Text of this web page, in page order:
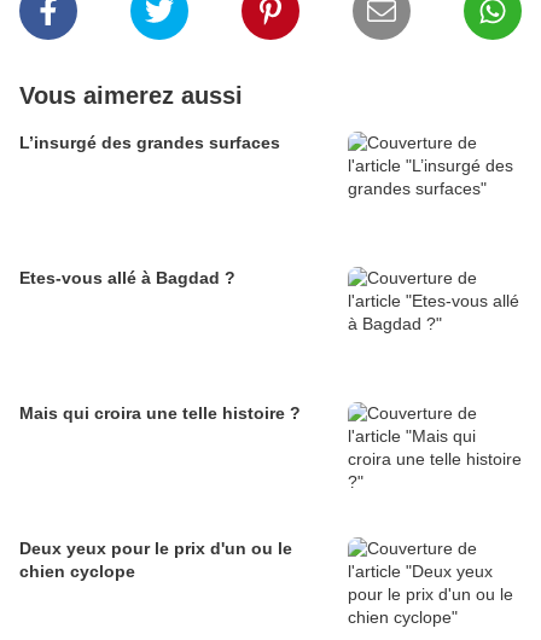
Vous aimerez aussi
L’insurgé des grandes surfaces
Etes-vous allé à Bagdad ?
Mais qui croira une telle histoire ?
Deux yeux pour le prix d'un ou le
chien cyclope